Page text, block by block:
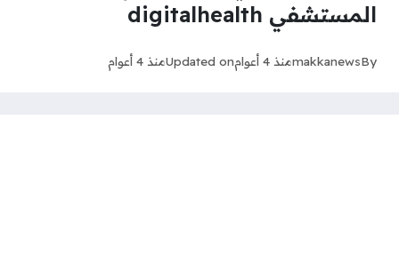
المستشفي digitalhealth
By
makkanewsمنذ 4 أعوام Updated onمنذ 4 أعوام